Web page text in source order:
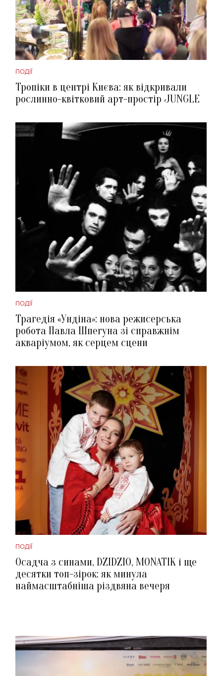
ПОДІЇ
Тропіки в центрі Києва: як відкривали
рослинно-квітковий арт-простір JUNGLE
ПОДІЇ
Трагедія «Ундіна»: нова режисерська
робота Павла Шпегуна зі справжнім
акваріумом, як серцем сцени
ПОДІЇ
Осадча з синами, DZIDZIO, MONATIK і ще
десятки топ-зірок: як минула
наймасштабніша різдвяна вечеря